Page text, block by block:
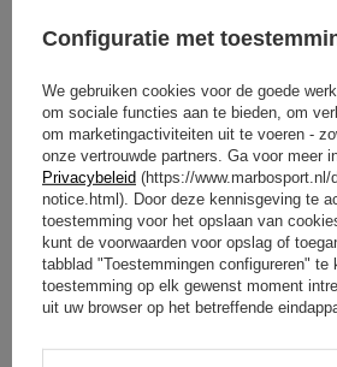
gegoten - naar persoonlijke
was nog nooit zo eenvoudig!
OM TE
BELANGRIJKE
Installatie-
Configuratie met
We gebruiken cookies voor de goede
om sociale functies aan te bieden, om
om marketingactiviteiten uit te voeren -
onze vertrouwde partners. Ga voor meer
Privacybeleid (https://
notice.html). Door deze kennisgeving te
toestemming voor het opslaan van
kunt de voorwaarden voor opslag of
tabblad "Toestemmingen configureren" te
toestemming op elk gewenst moment
uit uw browser op het betreffende